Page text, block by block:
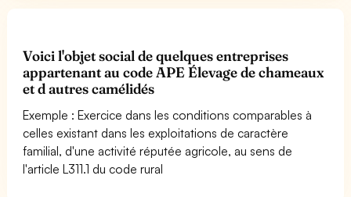
Voici l'objet social de quelques entreprises
appartenant au code APE Élevage de chameaux
et d autres camélidés
Exemple : Exercice dans les conditions comparables à
celles existant dans les exploitations de caractère
familial, d'une activité réputée agricole, au sens de
l'article L311.1 du code rural